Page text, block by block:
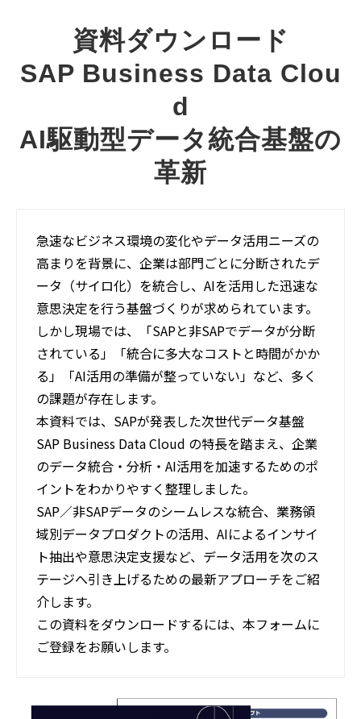
資料ダウンロード
SAP Business Data Clou
d
AI駆動型データ統合基盤の
革新
急速なビジネス環境の変化やデータ活用ニーズの
高まりを背景に、企業は部門ごとに分断されたデ
ータ（サイロ化）を統合し、AIを活用した迅速な
意思決定を行う基盤づくりが求められています。
しかし現場では、「SAPと非SAPでデータが分断
されている」「統合に多大なコストと時間がかか
る」「AI活用の準備が整っていない」など、多く
の課題が存在します。
本資料では、SAPが発表した次世代データ基盤
SAP Business Data Cloud の特長を踏まえ、企業
のデータ統合・分析・AI活用を加速するためのポ
イントをわかりやすく整理しました。
SAP／非SAPデータのシームレスな統合、業務領
域別データプロダクトの活用、AIによるインサイ
ト抽出や意思決定支援など、データ活用を次のス
テージへ引き上げるための最新アプローチをご紹
介します。
この資料をダウンロードするには、本フォームに
ご登録をお願いします。